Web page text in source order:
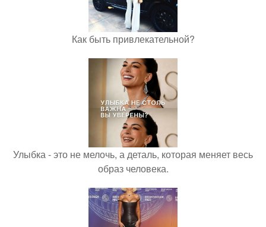
Как быть привлекательной?
Улыбка - это не мелочь, а деталь, которая меняет весь
образ человека.